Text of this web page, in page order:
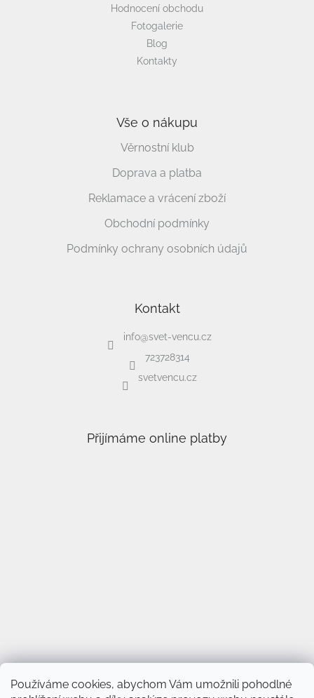
Používáme cookies, abychom Vám umožnili pohodlné
Hodnocení obchodu
Fotogalerie
Blog
Kontakty
Vše o nákupu
Věrnostní klub
Doprava a platba
Reklamace a vrácení zboží
Obchodní podmínky
Podmínky ochrany osobních údajů
Kontakt
info@svet-vencu.cz
723728314
svetvencu.cz
Přijímáme online platby